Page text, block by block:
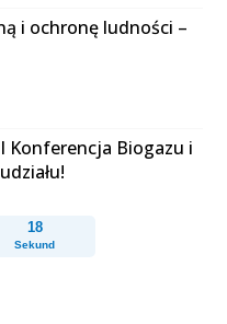
i ochronę ludności –
Konferencja Biogazu i
18
Sekund